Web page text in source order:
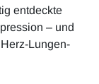
entdeckte
– und
Lungen-